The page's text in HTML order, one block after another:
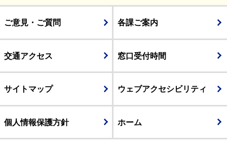
ご意見・ご質問 各課ご案内
交通アクセス 窓口受付時間
サイトマップ ウェブアクセシビリティ
個人情報保護方針 ホーム